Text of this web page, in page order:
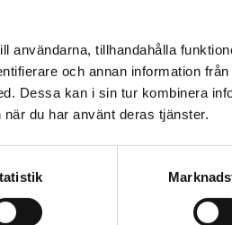
användarna, tillhandahålla
och annan information från
Dessa kan i sin tur kombinera
du har använt deras tjänster.
via en
utanför
Köp- och